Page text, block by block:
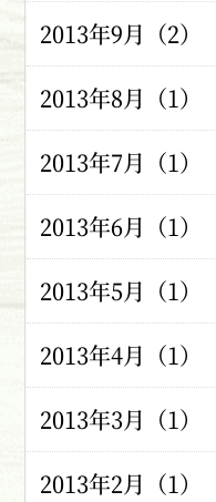
2013年9月（2）
2013年8月（1）
2013年7月（1）
2013年6月（1）
2013年5月（1）
2013年4月（1）
2013年3月（1）
2013年2月（1）